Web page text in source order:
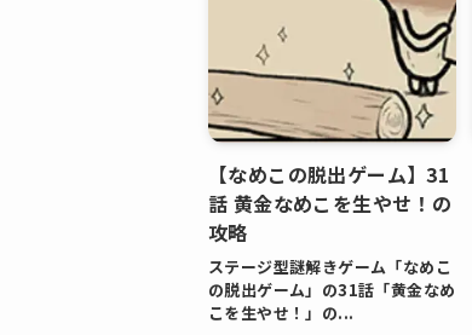
【なめこの脱出ゲーム】31
話 黄金なめこを生やせ！の
攻略
ステージ型謎解きゲーム「なめこ
の脱出ゲーム」の31話「黄金なめ
こを生やせ！」の...